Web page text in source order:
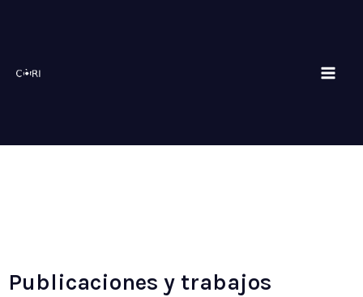
Publicaciones y trabajos